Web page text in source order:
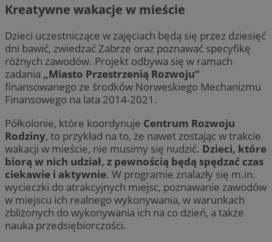
Kreatywne wakacje w mieście
Dzieci uczestniczące w zajęciach będą się przez dziesięć
dni bawić, zwiedzać Zabrze oraz poznawać specyfikę
różnych zawodów. Projekt odbywa się w ramach
zadania „Miasto Przestrzenią Rozwoju”
finansowanego ze środków Norweskiego Mechanizmu
Finansowego na lata 2014-2021.
Półkolonie, które koordynuje Centrum Rozwoju
Rodziny, to przykład na to, że nawet zostając w trakcie
wakacji w mieście, nie musimy się nudzić. Dzieci, które
biorą w nich udział, z pewnością będą spędzać czas
ciekawie i aktywnie. W programie znalazły się m.in.
wycieczki do atrakcyjnych miejsc, poznawanie zawodów
w miejscu ich realnego wykonywania, w warunkach
zbliżonych do wykonywania ich na co dzień, a także
nauka przedsiębiorczości.